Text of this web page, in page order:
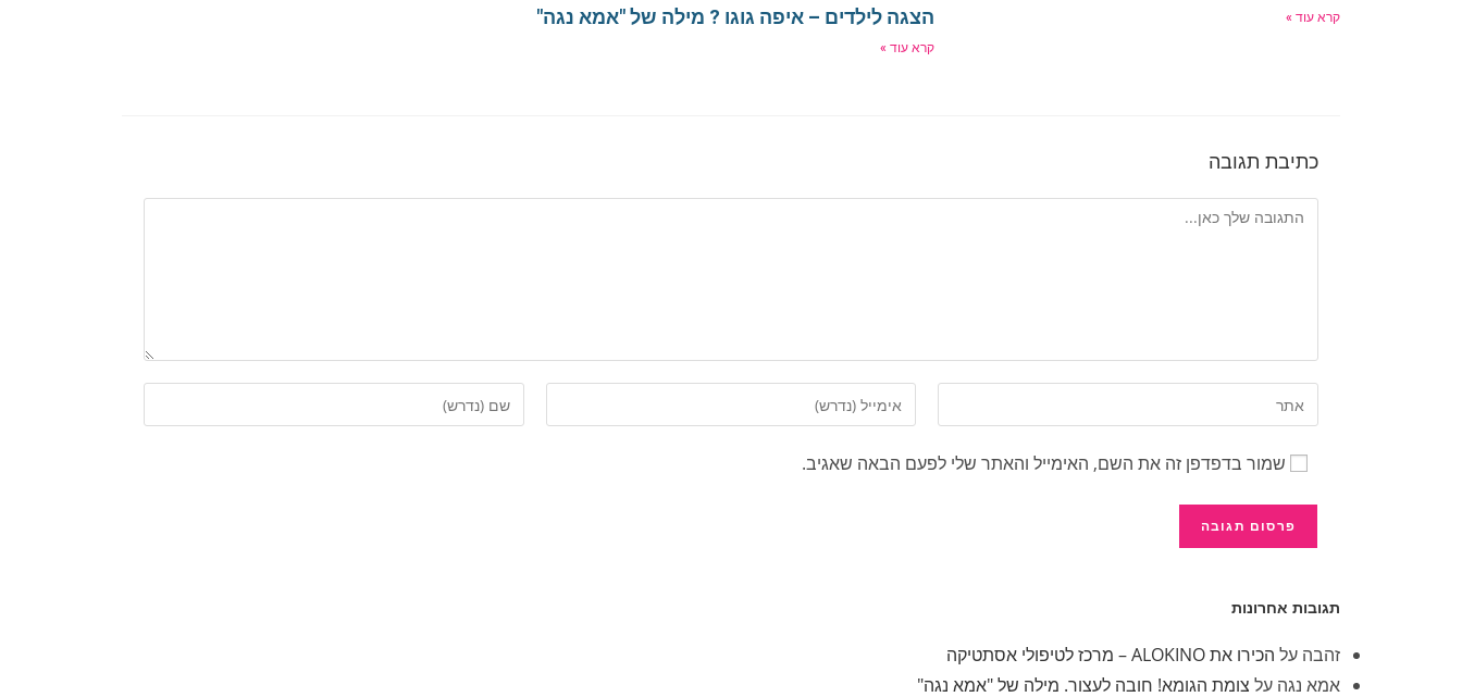
קרא עוד » הצגה לילדים – איפה גוגו ? מילה של "אמא נגה"
קרא עוד »
כתיבת תגובה
שמור בדפדפן זה את השם, האימייל והאתר שלי לפעם הבאה שאגיב.
תגובות אחרונות
זהבה על הכירו את ALOKINO – מרכז לטיפולי אסתטיקה
אמא נגה על צומת הגומא! חובה לעצור. מילה של "אמא נגה"